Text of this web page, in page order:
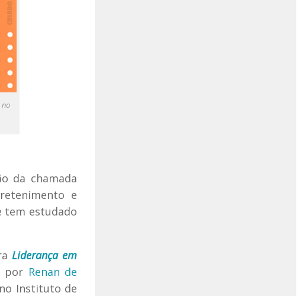
da chamada
e
tem estudado
Liderança em
por Renan de
Instituto de